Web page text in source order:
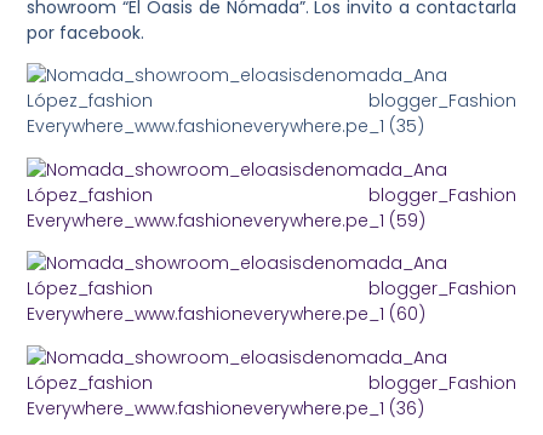
showroom “El Oasis de Nómada”. Los invito a contactarla
por facebook.